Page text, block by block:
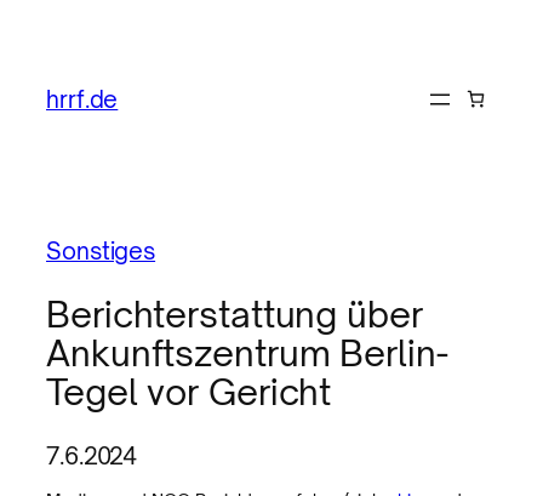
hrrf.de
Sonstiges
Berichterstattung über
Ankunftszentrum Berlin-
Tegel vor Gericht
7.6.2024